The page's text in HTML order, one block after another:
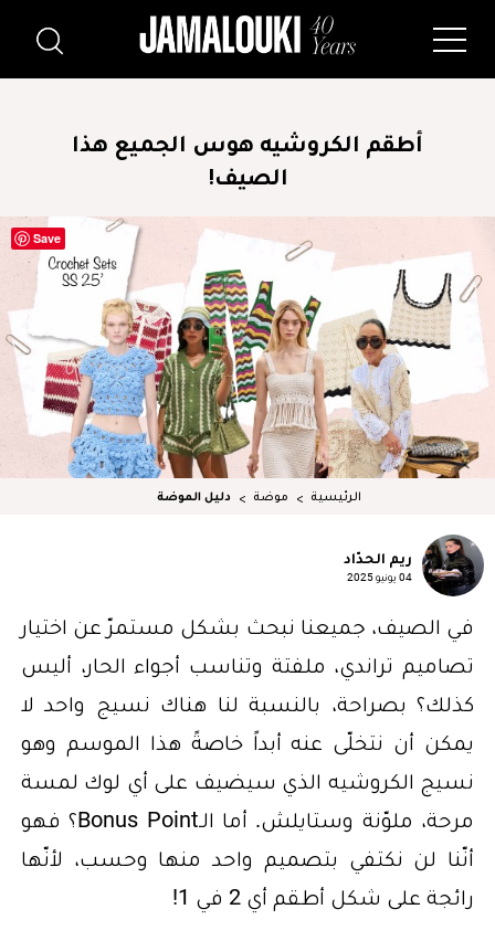
أطقم الكروشيه هوس الجميع هذا
الصيف!
الرئيسية موضة دليل الموضة
ريم الحدّاد
04 يونيو 2025
في الصيف، جميعنا نبحث بشكل مستمرّ عن اختيار
تصاميم تراندي، ملفتة وتناسب أجواء الحار، أليس
كذلك؟ بصراحة، بالنسبة لنا هناك نسيج واحد لا
يمكن أن نتخلّى عنه أبداً خاصةً هذا الموسم وهو
نسيج الكروشيه الذي سيضيف على أي لوك لمسة
مرحة، ملوّنة وستايلش. أما الـBonus Point؟ فهو
أنّنا لن نكتفي بتصميم واحد منها وحسب، لأنّها
رائجة على شكل أطقم أي 2 في 1!
Save